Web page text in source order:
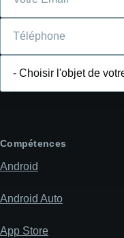
message
Compétences
Android
Android Auto
App Store